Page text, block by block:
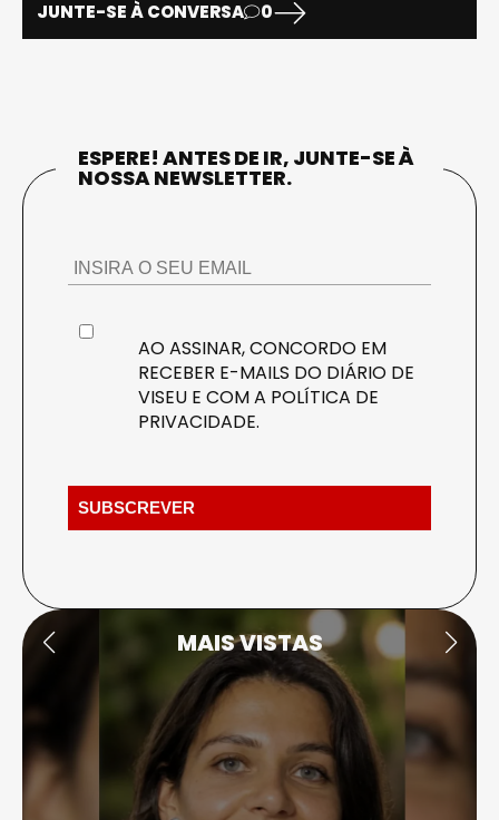
JUNTE-SE À CONVERSA 0
ESPERE! ANTES DE IR, JUNTE-SE À
NOSSA NEWSLETTER.
AO ASSINAR, CONCORDO EM
RECEBER E-MAILS DO DIÁRIO DE
VISEU E COM A POLÍTICA DE
PRIVACIDADE.
MAIS VISTAS